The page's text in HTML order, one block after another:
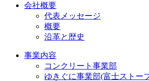
会社概要
代表メッセージ
概要
沿革と歴史
事業内容
コンクリート事業部
ゆきぐに事業部(富士ストー